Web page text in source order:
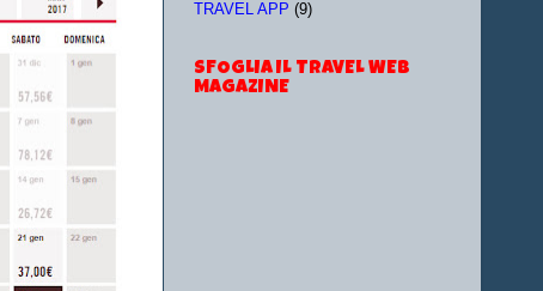
TRAVEL APP (9)
SFOGLIA IL TRAVEL WEB
MAGAZINE